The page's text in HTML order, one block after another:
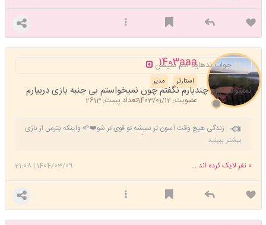
1403aaa
مدیر استارتر
عضویت: 1403/01/12 تعداد پست: 2613
جواب ندهاینا آدم نمیشن
نمیتونم این چندبارم نگفتم چون نمیخواستم بی جنبه بازی دربیارم
زندگی هیچ وقت آسون تر نمیشه تو قوی تر شو❤️🌱 واینکه بترس از بازی
که فکر میکنی توش برنده ای👍بیشتر ببینید
1404/03/09
|
21:08 0 نفر لایک کرده اند ...